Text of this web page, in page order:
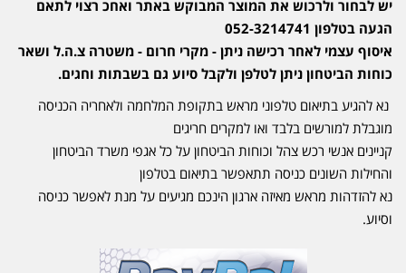
יש לבחור ולרכוש את המוצר המבוקש באתר ואחכ רצוי לתאם
הגעה בטלפון 052-3214741
איסוף עצמי לאחר רכישה ניתן - מקרי חרום - משטרה צ.ה.ל ושאר
כוחות הביטחון ניתן לטלפן ולקבל סיוע גם בשבתות וחגים.
נא להגיע בתיאום טלפוני מראש בתקופת המלחמה ולאחריה הכניסה
מוגבלת למורשים בלבד ואו למקרים חריגים
קניינים אנשי רכש צהל וכוחות הביטחון על כל אגפי משרד הביטחון
והחילות השונים כניסה תתאפשר בתיאום בטלפון
נא להזדהות מראש מאיזה ארגון הינכם מגיעים על מנת לאפשר כניסה
וסיוע.